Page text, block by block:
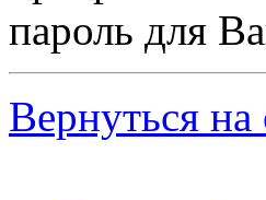
пароль для
Вернуться на